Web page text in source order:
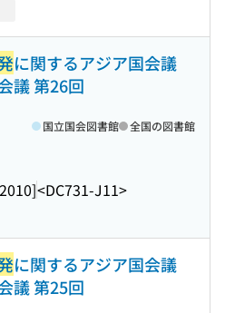
に関するアジア国会議
議 第26回
<DC731-J11>
国立国会図書館 全国の図書館
に関するアジア国会議
議 第25回